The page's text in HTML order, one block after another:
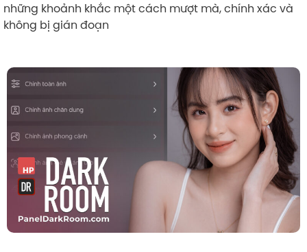
những khoảnh khắc một cách mượt mà, chính xác và
không bị gián đoạn